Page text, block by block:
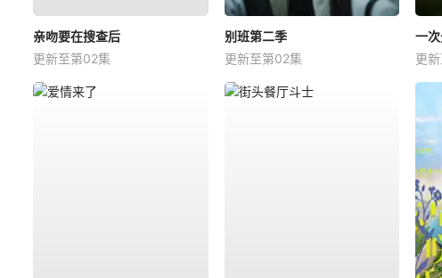
亲吻要在搜查后
更新至第02集
别班第二季
更新至第02集
一
更